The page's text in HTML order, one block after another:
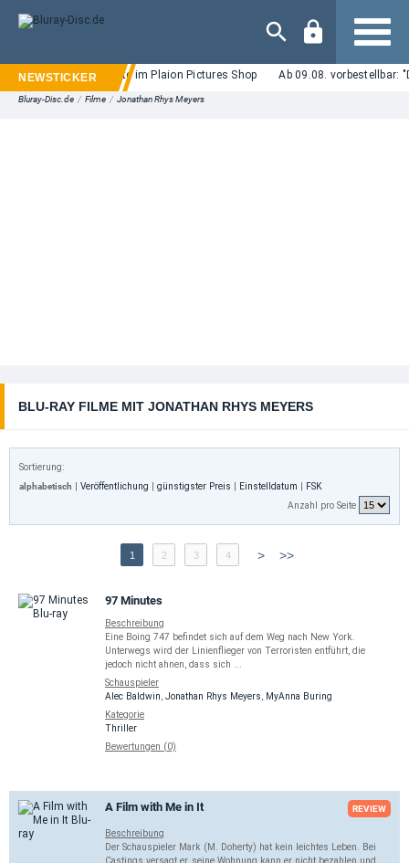
Navigation
Neue Blu-ray Angebote im Plaion Pictures Shop Ab 09.08. vorbestellbar:
Bluray-Disc.de / Filme / Jonathan Rhys Meyers
BLU-RAY FILME MIT JONATHAN RHYS MEYERS
Sortierung:
alphabetisch
Veröffentlichung günstigster Preis Einstelldatum
FSK
Anzahl pro Seite
1 2 3 4 > >>
97 Minutes
Beschreibung
Eine Boing 747 befindet sich auf dem Weg nach New York.
Unterwegs wird der Linienflieger von Terroristen entführt, die
jedoch nicht ahnen, dass sich ...
Schauspieler
Alec Baldwin Jonathan Rhys Meyers
MyAnna Buring
Kategorie
Thriller
Bewertungen (0)
A Film with Me in It REVIEW
Beschreibung
Der Schauspieler Mark (M. Doherty) hat kein leichtes Leben. Bei
Castings versagt er, seine Wohnung kann er nicht bezahlen und